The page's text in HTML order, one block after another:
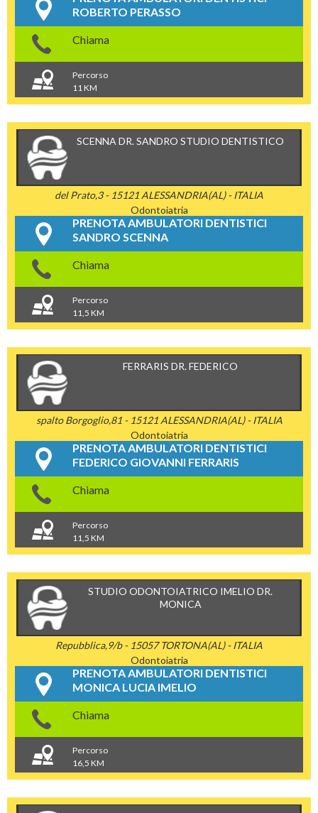
ROBERTO PERASSO
Chiama
Percorso
11 KM
SCENNA DR. SANDRO STUDIO DENTISTICO
del Prato,3 - 15121 ALESSANDRIA(AL) - ITALIA
Odontoiatria
PRENOTA AMBULATORI DENTISTICI
SANDRO SCENNA
Chiama
Percorso
11,5 KM
FERRARIS DR. FEDERICO
spalto Borgoglio,81 - 15121 ALESSANDRIA(AL) - ITALIA
Odontoiatria
PRENOTA AMBULATORI DENTISTICI
FEDERICO GIOVANNI FERRARIS
Chiama
Percorso
11,5 KM
STUDIO ODONTOIATRICO IMELIO DR.
MONICA
Repubblica,9/b - 15057 TORTONA(AL) - ITALIA
Odontoiatria
PRENOTA AMBULATORI DENTISTICI
MONICA LUCIA IMELIO
Chiama
Percorso
16,5 KM